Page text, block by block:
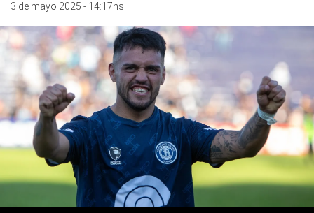
3 de mayo 2025 - 14:17hs